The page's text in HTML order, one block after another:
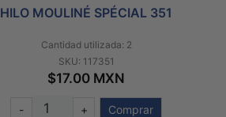
HILO MOULINÉ SPÉCIAL 351
Cantidad utilizada: 2
SKU: 117351
$17.00 MXN
- + Comprar